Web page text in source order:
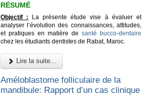
RÉSUMÉ
Objectif : La présente étude vise à évaluer et
analyser l’évolution des connaissances, attitudes,
et pratiques en matière de santé bucco-dentaire
chez les étudiants dentistes de Rabat, Maroc.
Lire la suite...
Améloblastome folliculaire de la
mandibule: Rapport d’un cas clinique